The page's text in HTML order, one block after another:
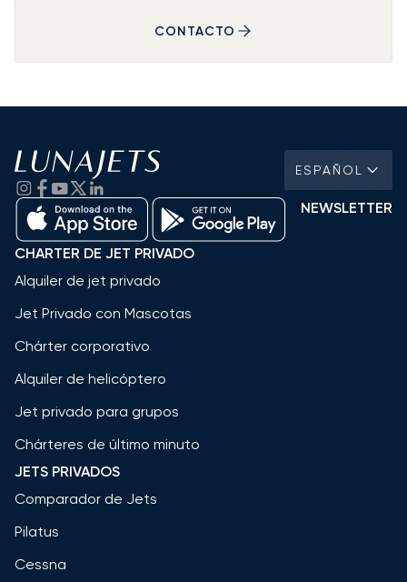
CONTACTO
ESPAÑOL
NEWSLETTER
CHARTER DE JET PRIVADO
Alquiler de jet privado
Jet Privado con Mascotas
Chárter corporativo
Alquiler de helicóptero
Jet privado para grupos
Chárteres de último minuto
JETS PRIVADOS
Comparador de Jets
Pilatus
Cessna